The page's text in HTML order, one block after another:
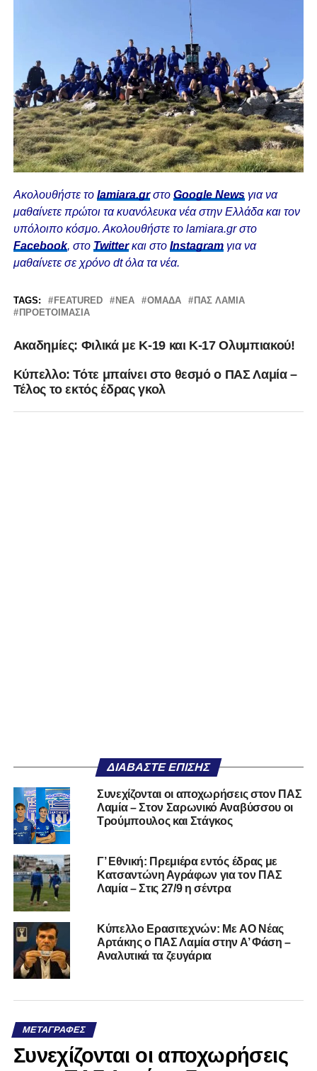
Ακολουθήστε το lamiara.grστο Google Newsγια να
μαθαίνετε πρώτοι τα κυανόλευκα νέα στην Ελλάδα και τον
υπόλοιπο κόσμο. Ακολουθήστε το lamiara.gr στο
Facebook, στο Twitterκαι στο Instagram για να
μαθαίνετε σε χρόνο dt όλα τα νέα.
TAGS: FEATURED ΝΈΑ ΟΜΆΔΑ
ΠΑΣ ΛΑΜΙΑ
ΠΡΟΕΤΟΙΜΑΣΊΑ
Ακαδημίες: Φιλικά με Κ-19 και Κ-17 Ολυμπιακού!
Κύπελλο: Τότε μπαίνει στο θεσμό ο ΠΑΣ Λαμία –
Τέλος το εκτός έδρας γκολ
ΔΙΑΒΆΣΤΕ ΕΠΊΣΗΣ
Συνεχίζονται οι αποχωρήσεις στον ΠΑΣ
Λαμία – Στον Σαρωνικό Αναβύσσου οι
Τρούμπουλος και Στάγκος
Γ’ Εθνική: Πρεμιέρα εντός έδρας με
Κατσαντώνη Αγράφων για τον ΠΑΣ
Λαμία – Στις 27/9 η σέντρα
Kύπελλο Ερασιτεχνών: Με AO Nέας
Αρτάκης ο ΠΑΣ Λαμία στην Α’ Φάση –
Αναλυτικά τα ζευγάρια
ΜΕΤΑΓΡΑΦΈΣ
Συνεχίζονται οι αποχωρήσεις